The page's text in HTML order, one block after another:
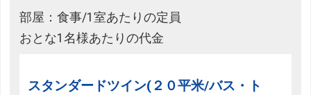
部屋：食事/1室あたりの定員
おとな1名様あたりの代金
スタンダードツイン(２０平米/バス・ト